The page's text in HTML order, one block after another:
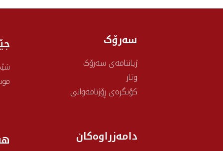
سەرۆک
ژیاننامەی سەرۆک
وتار
کۆنگرەی ڕۆژنامەوانی
دامەزراوەکان